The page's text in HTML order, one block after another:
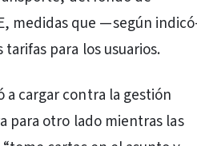
medidas que —según
para los usuarios.
a cargar contra la gestión
para otro lado mientras las